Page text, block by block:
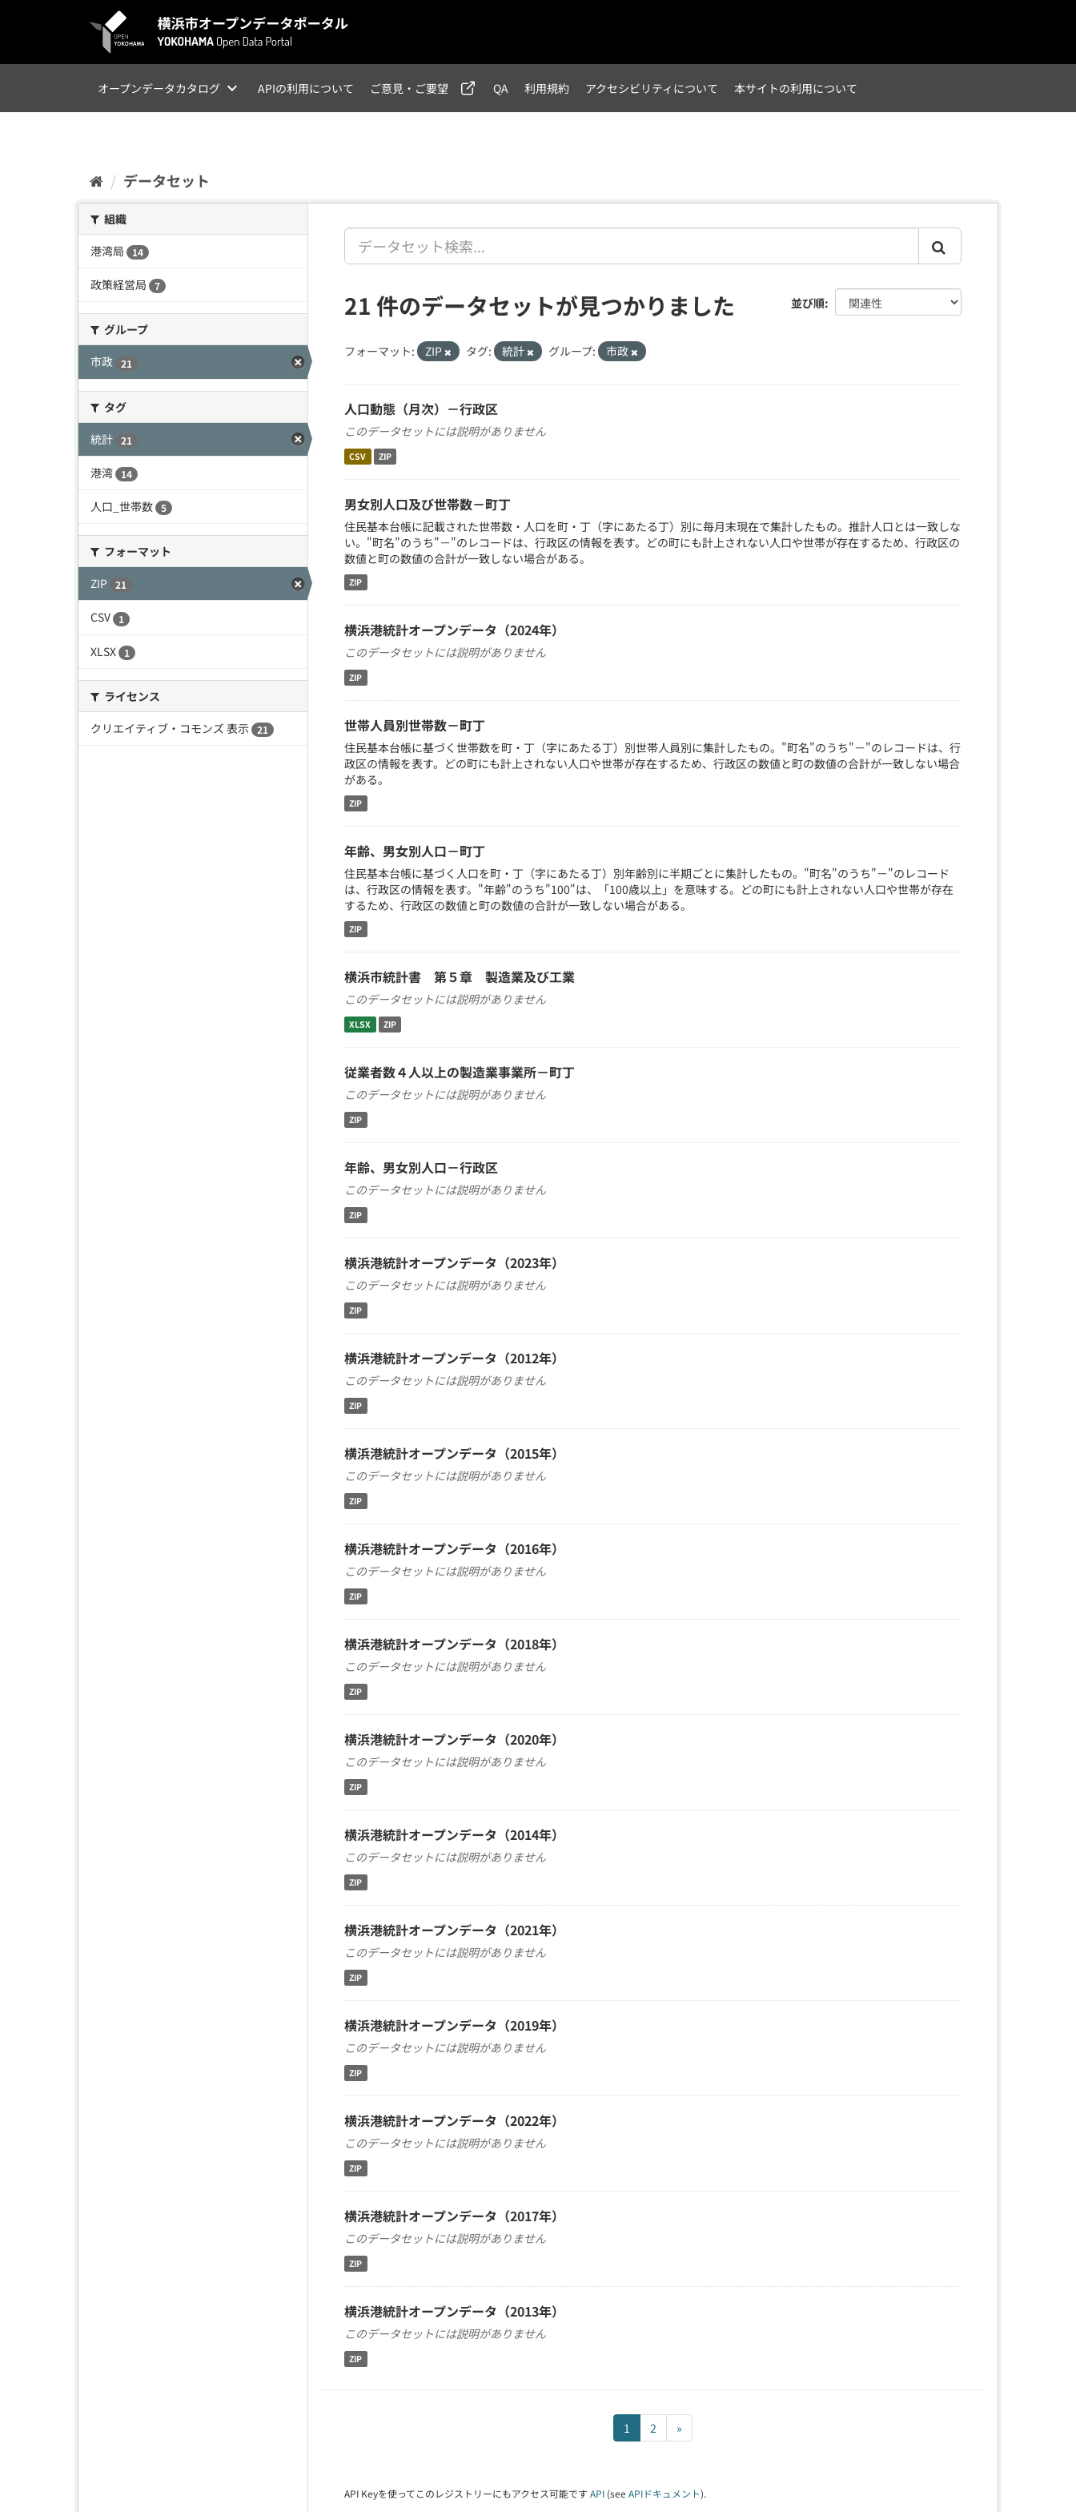
オープンデータカタログ APIの利用について ご意見・ご要望 QA 利用規約 アクセシビリティについて 本サイトの利用について
データセット
組織
港湾局
14
政策経営局 7
グループ
市政 21
タグ
統計 21
港湾 14
人口_世帯数 5
フォーマット
ZIP
21
CSV 1
XLSX 1
ライセンス
クリエイティブ・コモンズ 表示 21
並び順
21 件のデータセットが見つかりました
フォーマット: ZIP タグ: 統計 グループ: 市政
人口動態（月次）－行政区
このデータセットには説明がありません
CSV ZIP
男女別人口及び世帯数－町丁
住民基本台帳に記載された世帯数・人口を町・丁（字にあたる丁）別に毎月末現在で集計したもの。推計人口とは一致しな
い。"町名"のうち"－"のレコードは、行政区の情報を表す。どの町にも計上されない人口や世帯が存在するため、行政区の
数値と町の数値の合計が一致しない場合がある。
ZIP
横浜港統計オープンデータ（2024年）
このデータセットには説明がありません
ZIP
世帯人員別世帯数－町丁
住民基本台帳に基づく世帯数を町・丁（字にあたる丁）別世帯人員別に集計したもの。"町名"のうち"－"のレコードは、行
政区の情報を表す。どの町にも計上されない人口や世帯が存在するため、行政区の数値と町の数値の合計が一致しない場合
がある。
ZIP
年齢、男女別人口－町丁
住民基本台帳に基づく人口を町・丁（字にあたる丁）別年齢別に半期ごとに集計したもの。"町名"のうち"－"のレコード
は、行政区の情報を表す。"年齢"のうち"100"は、「100歳以上」を意味する。どの町にも計上されない人口や世帯が存在
するため、行政区の数値と町の数値の合計が一致しない場合がある。
ZIP
横浜市統計書 第５章 製造業及び工業
このデータセットには説明がありません
XLSX ZIP
従業者数４人以上の製造業事業所－町丁
このデータセットには説明がありません
ZIP
年齢、男女別人口－行政区
このデータセットには説明がありません
ZIP
横浜港統計オープンデータ（2023年）
このデータセットには説明がありません
ZIP
横浜港統計オープンデータ（2012年）
このデータセットには説明がありません
ZIP
横浜港統計オープンデータ（2015年）
このデータセットには説明がありません
ZIP
横浜港統計オープンデータ（2016年）
このデータセットには説明がありません
ZIP
横浜港統計オープンデータ（2018年）
このデータセットには説明がありません
ZIP
横浜港統計オープンデータ（2020年）
このデータセットには説明がありません
ZIP
横浜港統計オープンデータ（2014年）
このデータセットには説明がありません
ZIP
横浜港統計オープンデータ（2021年）
このデータセットには説明がありません
ZIP
横浜港統計オープンデータ（2019年）
このデータセットには説明がありません
ZIP
横浜港統計オープンデータ（2022年）
このデータセットには説明がありません
ZIP
横浜港統計オープンデータ（2017年）
このデータセットには説明がありません
ZIP
横浜港統計オープンデータ（2013年）
このデータセットには説明がありません
ZIP
1 2 »
API Keyを使ってこのレジストリーにもアクセス可能です API (see APIドキュメント).